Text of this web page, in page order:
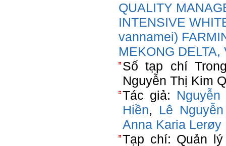
QUALITY
INTENSIVE
vannamei)
MEKONG DELTA,
Số tạp chí
Nguyễn Thị Kim
Tác giả:
Hiền, Lê
Anna Karia Lerøy
Tạp chí: Quản